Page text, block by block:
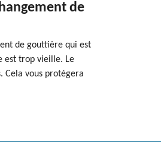
de
de gouttière qui est
est trop vieille. Le
Cela vous protégera